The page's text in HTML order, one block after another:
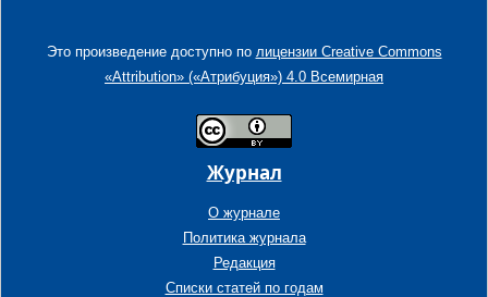
Это произведение доступно по лицензии Creative Commons
«Attribution» («Атрибуция») 4.0 Всемирная
Журнал
О журнале
Политика журнала
Редакция
Списки статей по годам